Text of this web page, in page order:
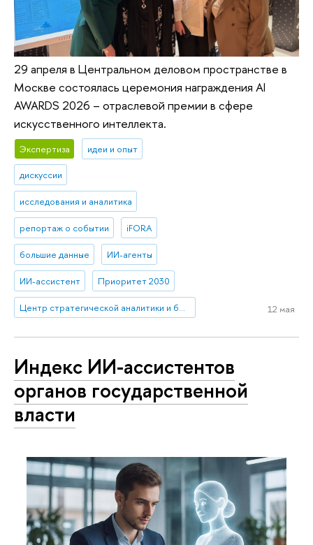
29 апреля в Центральном деловом пространстве в
Москве состоялась церемония награждения AI
AWARDS 2026 – отраслевой премии в сфере
искусственного интеллекта.
Экспертиза идеи и опыт
дискуссии
исследования и аналитика
репортаж о событии iFORA
большие данные ИИ-агенты
ИИ-ассистент Приоритет 2030
Центр стратегической аналитики и больших данных 12 мая
Индекс ИИ-ассистентов
органов государственной
власти